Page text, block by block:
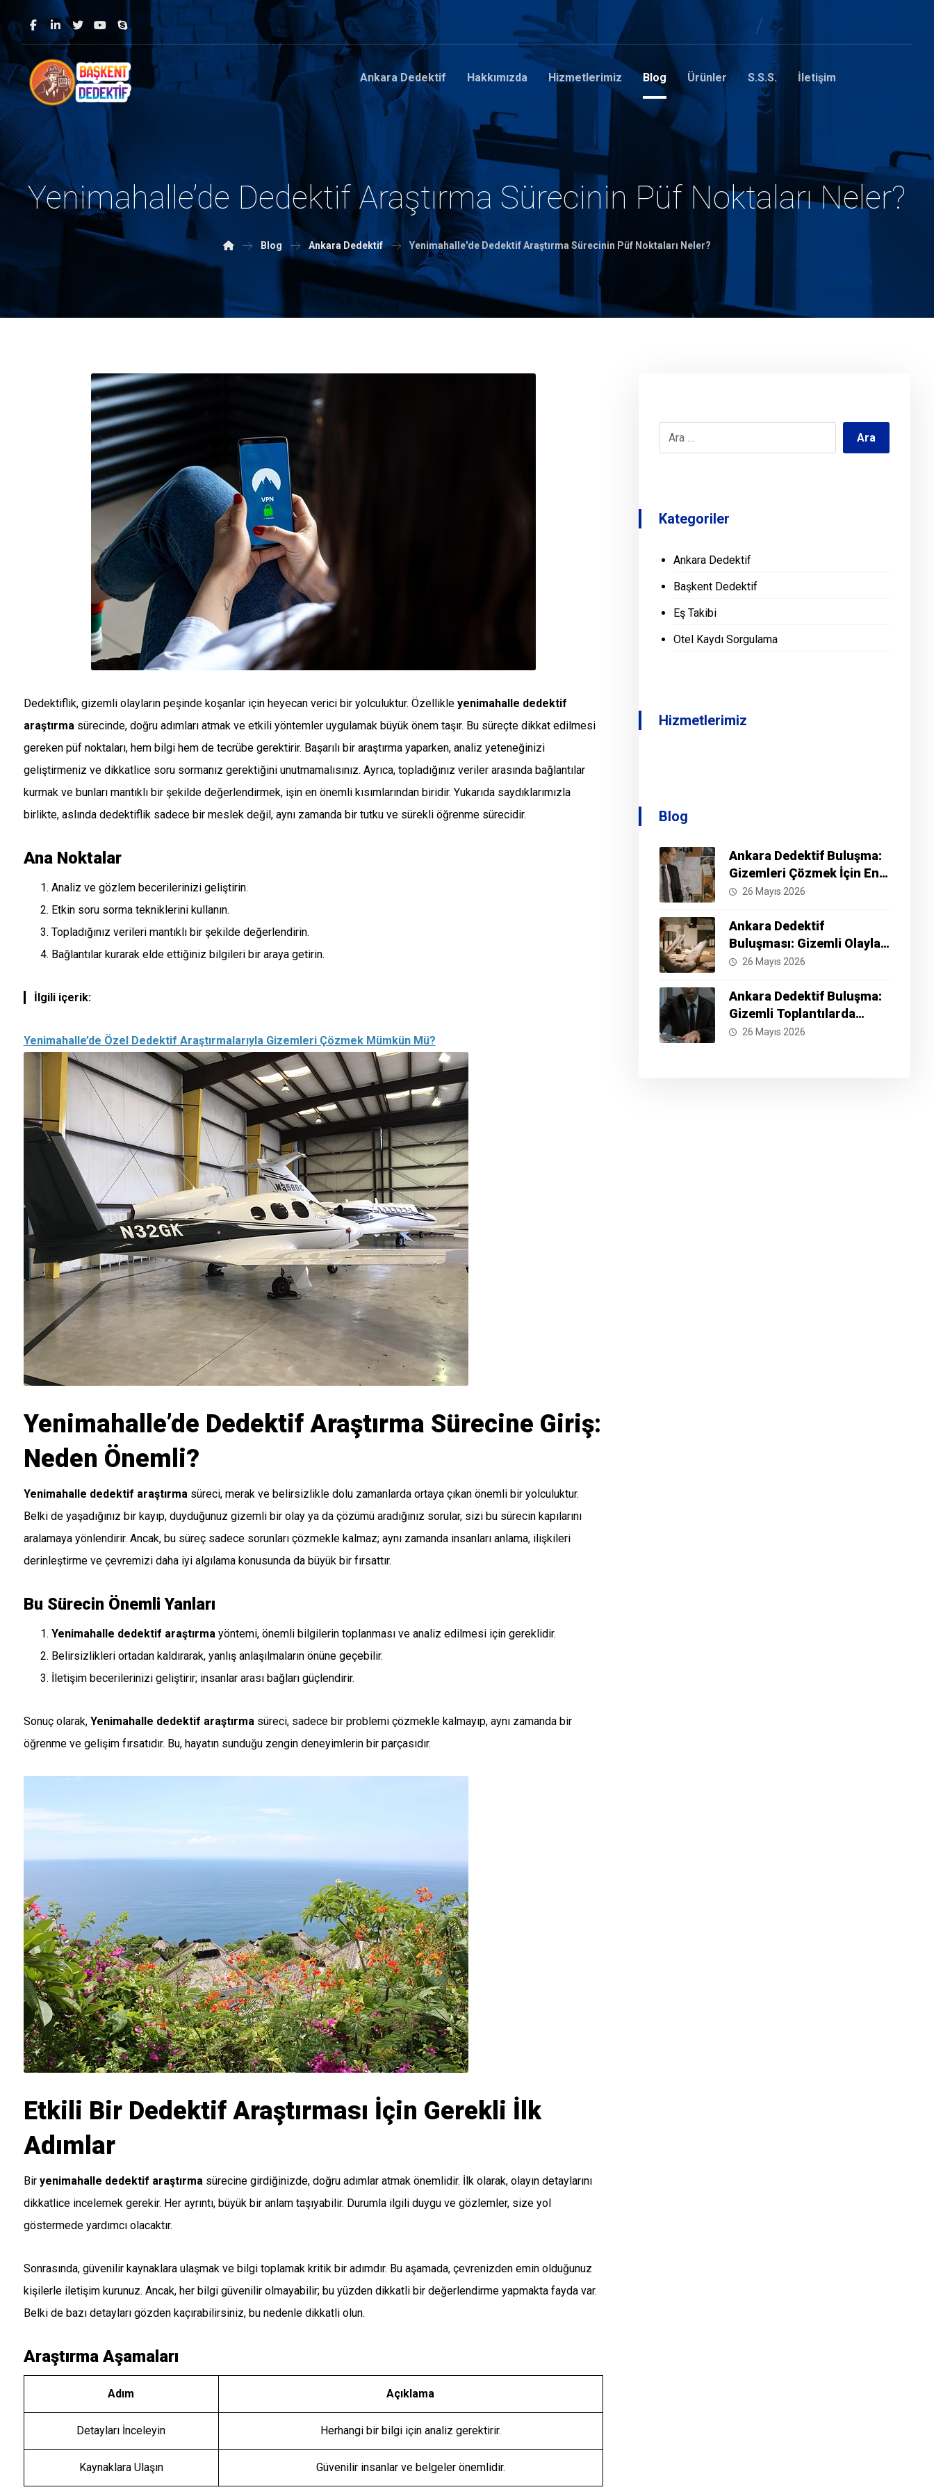
Ankara Dedektif Hakkımızda Hizmetlerimiz Blog Ürünler S.S.S. İletişim
Yenimahalle’de Dedektif Araştırma Sürecinin Püf Noktaları Neler?
Blog Ankara Dedektif Yenimahalle'de Dedektif Araştırma Sürecinin Püf Noktaları Neler?
Dedektiflik, gizemli olayların peşinde koşanlar için heyecan verici bir yolculuktur. Özellikle yenimahalle dedektif
araştırmasürecinde, doğru adımları atmak ve etkili yöntemler uygulamak büyük önem taşır. Bu süreçte dikkat edilmesi
gereken püf noktaları, hem bilgi hem de tecrübe gerektirir. Başarılı bir araştırma yaparken, analiz yeteneğinizi
geliştirmeniz ve dikkatlice soru sormanız gerektiğini unutmamalısınız. Ayrıca, topladığınız veriler arasında bağlantılar
kurmak ve bunları mantıklı bir şekilde değerlendirmek, işin en önemli kısımlarından biridir. Yukarıda saydıklarımızla
birlikte, aslında dedektiflik sadece bir meslek değil, aynı zamanda bir tutku ve sürekli öğrenme sürecidir.
Ana Noktalar
Analiz ve gözlem becerilerinizi geliştirin.
Etkin soru sorma tekniklerini kullanın.
Topladığınız verileri mantıklı bir şekilde değerlendirin.
Bağlantılar kurarak elde ettiğiniz bilgileri bir araya getirin.
İlgili içerik:
Yenimahalle’de Özel Dedektif Araştırmalarıyla Gizemleri Çözmek Mümkün Mü?
Yenimahalle’de Dedektif Araştırma Sürecine Giriş:
Neden Önemli?
Yenimahalle dedektif araştırmasüreci, merak ve belirsizlikle dolu zamanlarda ortaya çıkan önemli bir yolculuktur.
Belki de yaşadığınız bir kayıp, duyduğunuz gizemli bir olay ya da çözümü aradığınız sorular, sizi bu sürecin kapılarını
aralamaya yönlendirir. Ancak, bu süreç sadece sorunları çözmekle kalmaz; aynı zamanda insanları anlama, ilişkileri
derinleştirme ve çevremizi daha iyi algılama konusunda da büyük bir fırsattır.
Bu Sürecin Önemli Yanları
Yenimahalle dedektif araştırmayöntemi, önemli bilgilerin toplanması ve analiz edilmesi için gereklidir.
Belirsizlikleri ortadan kaldırarak, yanlış anlaşılmaların önüne geçebilir.
İletişim becerilerinizi geliştirir; insanlar arası bağları güçlendirir.
Sonuç olarak, Yenimahalle dedektif araştırmasüreci, sadece bir problemi çözmekle kalmayıp, aynı zamanda bir
öğrenme ve gelişim fırsatıdır. Bu, hayatın sunduğu zengin deneyimlerin bir parçasıdır.
Etkili Bir Dedektif Araştırması İçin Gerekli İlk
Adımlar
Bir yenimahalle dedektif araştırmasürecine girdiğinizde, doğru adımlar atmak önemlidir. İlk olarak, olayın detaylarını
dikkatlice incelemek gerekir. Her ayrıntı, büyük bir anlam taşıyabilir. Durumla ilgili duygu ve gözlemler, size yol
göstermede yardımcı olacaktır.
Sonrasında, güvenilir kaynaklara ulaşmak ve bilgi toplamak kritik bir adımdır. Bu aşamada, çevrenizden emin olduğunuz
kişilerle iletişim kurunuz. Ancak, her bilgi güvenilir olmayabilir; bu yüzden dikkatli bir değerlendirme yapmakta fayda var.
Belki de bazı detayları gözden kaçırabilirsiniz, bu nedenle dikkatli olun.
Araştırma Aşamaları
Adım Açıklama
Detayları İnceleyin Herhangi bir bilgi için analiz gerektirir.
Kaynaklara Ulaşın Güvenilir insanlar ve belgeler önemlidir.
Kategoriler
Ankara Dedektif
Başkent Dedektif
Eş Takibi
Otel Kaydı Sorgulama
Hizmetlerimiz
Blog
Ankara Dedektif Buluşma:
Gizemleri Çözmek İçin En
İyi Yöntemler Nelerdir?
26 Mayıs 2026
Ankara Dedektif
Buluşması: Gizemli Olayları
Çözmek İçin Hazır Mısınız?
26 Mayıs 2026
Ankara Dedektif Buluşma:
Gizemli Toplantılarda
Neler Yaşanıyor?
26 Mayıs 2026